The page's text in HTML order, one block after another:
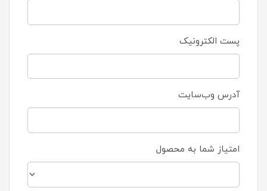
پست الکترونیک
آدرس وب‌سایت
امتیاز شما به محصول